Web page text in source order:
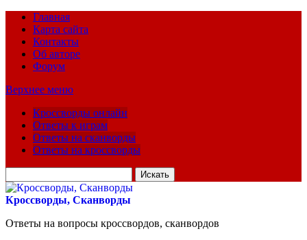
Главная
Карта сайта
Контакты
Об авторе
Форум
Верхнее меню
Кроссворды онлайн
Ответы к играм
Ответы на сканворды
Ответы на кроссворды
для:
Кроссворды, Сканворды
Ответы на вопросы кроссвордов, сканвордов